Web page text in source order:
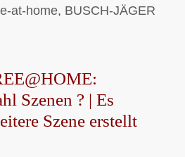
at-home, BUSCH-JÄGER
Szenen ? | Es
Szene erstellt